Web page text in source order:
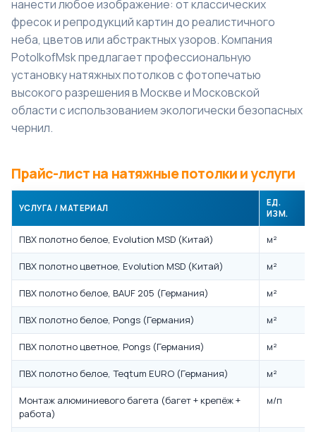
нанести любое изображение: от классических
фресок и репродукций картин до реалистичного
неба, цветов или абстрактных узоров. Компания
PotolkofMsk предлагает профессиональную
установку натяжных потолков с фотопечатью
высокого разрешения в Москве и Московской
области с использованием экологически безопасных
чернил.
Прайс-лист на натяжные потолки и услуги
УСЛУГА / МАТЕРИАЛ
ЕД.
ИЗМ.
ПВХ полотно белое, Evolution MSD (Китай) м²
ПВХ полотно цветное, Evolution MSD (Китай) м²
ПВХ полотно белое, BAUF 205 (Германия) м²
ПВХ полотно белое, Pongs (Германия) м²
ПВХ полотно цветное, Pongs (Германия) м²
ПВХ полотно белое, Teqtum EURO (Германия) м²
Монтаж алюминиевого багета (багет + крепёж +
работа)
м/п